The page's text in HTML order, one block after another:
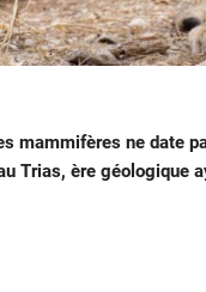
mammifères ne date
Trias, ère géologique